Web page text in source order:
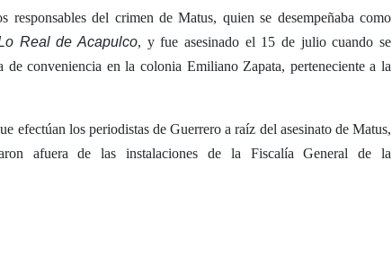
responsables del crimen de Matus, quien se desempeñaba como
Real de Acapulco, y fue asesinado el 15 de julio cuando se
de conveniencia en la colonia Emiliano Zapata, perteneciente a la
efectúan los periodistas de Guerrero a raíz del asesinato de Matus,
afuera de las instalaciones de la Fiscalía General de la